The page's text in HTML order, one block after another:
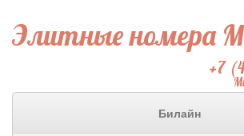
Элитные номера
+7
Билайн